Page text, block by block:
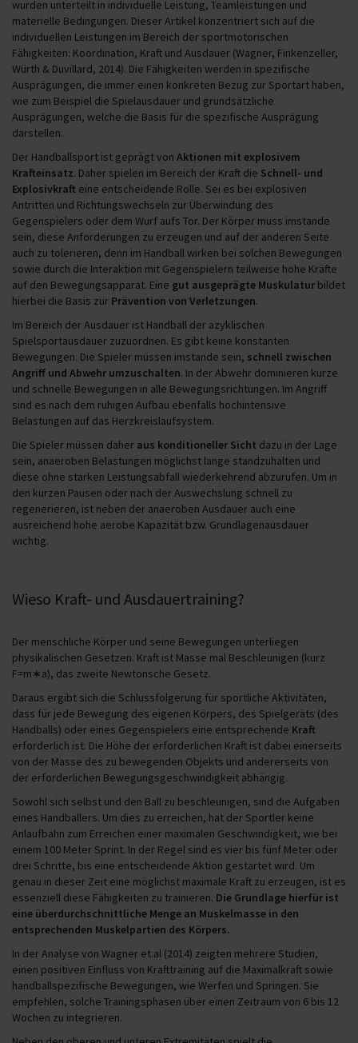
wurden unterteilt in individuelle Leistung, Teamleistungen und
materielle Bedingungen. Dieser Artikel konzentriert sich auf die
individuellen Leistungen im Bereich der sportmotorischen
Fähigkeiten: Koordination, Kraft und Ausdauer (Wagner, Finkenzeller,
Würth & Duvillard, 2014). Die Fähigkeiten werden in spezifische
Ausprägungen, die immer einen konkreten Bezug zur Sportart haben,
wie zum Beispiel die Spielausdauer und grundsätzliche
Ausprägungen, welche die Basis für die spezifische Ausprägung
darstellen.
Der Handballsport ist geprägt von Aktionen mit explosivem
Krafteinsatz. Daher spielen im Bereich der Kraft die Schnell- und
Explosivkraft eine entscheidende Rolle. Sei es bei explosiven
Antritten und Richtungswechseln zur Überwindung des
Gegenspielers oder dem Wurf aufs Tor. Der Körper muss imstande
sein, diese Anforderungen zu erzeugen und auf der anderen Seite
auch zu tolerieren, denn im Handball wirken bei solchen Bewegungen
sowie durch die Interaktion mit Gegenspielern teilweise hohe Kräfte
auf den Bewegungsapparat. Eine gut ausgeprägte Muskulatur bildet
hierbei die Basis zur Prävention von Verletzungen.
Im Bereich der Ausdauer ist Handball der azyklischen
Spielsportausdauer zuzuordnen. Es gibt keine konstanten
Bewegungen. Die Spieler müssen imstande sein, schnell zwischen
Angriff und Abwehr umzuschalten. In der Abwehr dominieren kurze
und schnelle Bewegungen in alle Bewegungsrichtungen. Im Angriff
sind es nach dem ruhigen Aufbau ebenfalls hochintensive
Belastungen auf das Herzkreislaufsystem.
Die Spieler müssen daher aus konditioneller Sicht dazu in der Lage
sein, anaeroben Belastungen möglichst lange standzuhalten und
diese ohne starken Leistungsabfall wiederkehrend abzurufen. Um in
den kurzen Pausen oder nach der Auswechslung schnell zu
regenerieren, ist neben der anaeroben Ausdauer auch eine
ausreichend hohe aerobe Kapazität bzw. Grundlagenausdauer
wichtig.
Wieso Kraft- und Ausdauertraining?
Der menschliche Körper und seine Bewegungen unterliegen
physikalischen Gesetzen. Kraft ist Masse mal Beschleunigen (kurz
F=m∗a), das zweite Newtonsche Gesetz.
Daraus ergibt sich die Schlussfolgerung für sportliche Aktivitäten,
dass für jede Bewegung des eigenen Körpers, des Spielgeräts (des
Handballs) oder eines Gegenspielers eine entsprechende Kraft
erforderlich ist. Die Höhe der erforderlichen Kraft ist dabei einerseits
von der Masse des zu bewegenden Objekts und andererseits von
der erforderlichen Bewegungsgeschwindigkeit abhängig.
Sowohl sich selbst und den Ball zu beschleunigen, sind die Aufgaben
eines Handballers. Um dies zu erreichen, hat der Sportler keine
Anlaufbahn zum Erreichen einer maximalen Geschwindigkeit, wie bei
einem 100 Meter Sprint. In der Regel sind es vier bis fünf Meter oder
drei Schritte, bis eine entscheidende Aktion gestartet wird. Um
genau in dieser Zeit eine möglichst maximale Kraft zu erzeugen, ist es
essenziell diese Fähigkeiten zu trainieren. Die Grundlage hierfür ist
eine überdurchschnittliche Menge an Muskelmasse in den
entsprechenden Muskelpartien des Körpers.
In der Analyse von Wagner et.al (2014) zeigten mehrere Studien,
einen positiven Einfluss von Krafttraining auf die Maximalkraft sowie
handballspezifische Bewegungen, wie Werfen und Springen. Sie
empfehlen, solche Trainingsphasen über einen Zeitraum von 6 bis 12
Wochen zu integrieren.